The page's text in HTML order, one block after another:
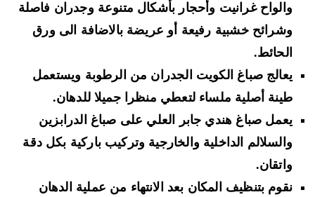
والواح غرانيت وأحجار بأشكال متنوعة وجدران فاصلة
وشرائح خشبية رفيعة أو عريضة بالاضافة الى ورق
الحائط.
يعالج صباغ الكويت الجدران من الرطوبة ويستعمل
طينة أصلية ملساء لتعطي منظرا جميلا للدهان.
يعمل صباغ هندي جابر العلي على صباغ الدرابزين
والسلالم الداخلية والخارجية وتركيب باركية بكل دقة
واتقان.
نقوم بتنظيف المكان بعد الانتهاء من عملية الدهان